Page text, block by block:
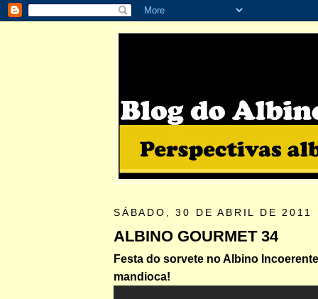
SÁBADO, 30 DE ABRIL DE 2011
ALBINO GOURMET 34
Festa do sorvete no Albino
mandioca!